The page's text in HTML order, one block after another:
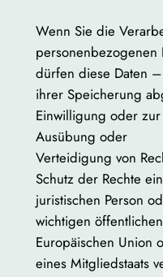
Wenn Sie die
personenbezogenen
dürfen diese Daten
ihrer Speicherung
Einwilligung oder
Ausübung oder
Verteidigung von
Schutz der Rechte
juristischen Person
wichtigen
Europäischen Union
eines Mitgliedstaats